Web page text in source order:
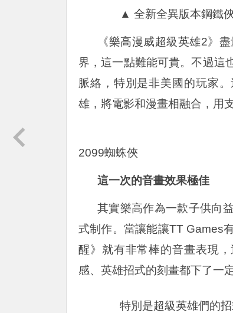
▲ 全新全異版本鋼鐵
《樂高漫威超級英雄2》
界，這一點難能可貴。不過這
脈絡，特別是非美國的玩家
雄，將電影和漫畫相融合，用
2099蜘蛛俠
這一次的音畫效果極佳
其實樂高作為一款子供向
式制作。當讓能讓TT Games
醒》就有非常棒的音畫表現
感、英雄招式的刻畫都下了一
特別是超級英雄們的招